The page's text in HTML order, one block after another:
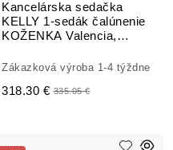
Kancelárska sedačka
KELLY 1-sedák čalúnenie
KOŽENKA Valencia,
Zákazková výroba 1-4 týždne
318.30 € 335.05 €